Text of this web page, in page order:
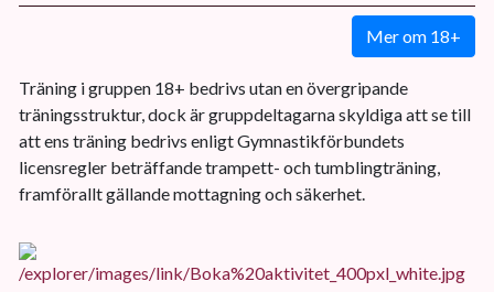
Mer om 18+
Träning i gruppen 18+ bedrivs utan en övergripande
träningsstruktur, dock är gruppdeltagarna skyldiga att se till
att ens träning bedrivs enligt Gymnastikförbundets
licensregler beträffande trampett- och tumblingträning,
framförallt gällande mottagning och säkerhet.